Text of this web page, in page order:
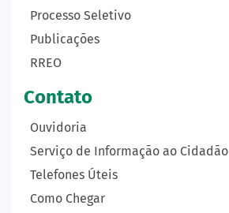
Processo Seletivo
Publicações
RREO
Contato
Ouvidoria
Serviço de Informação ao Cidadão
Telefones Úteis
Como Chegar